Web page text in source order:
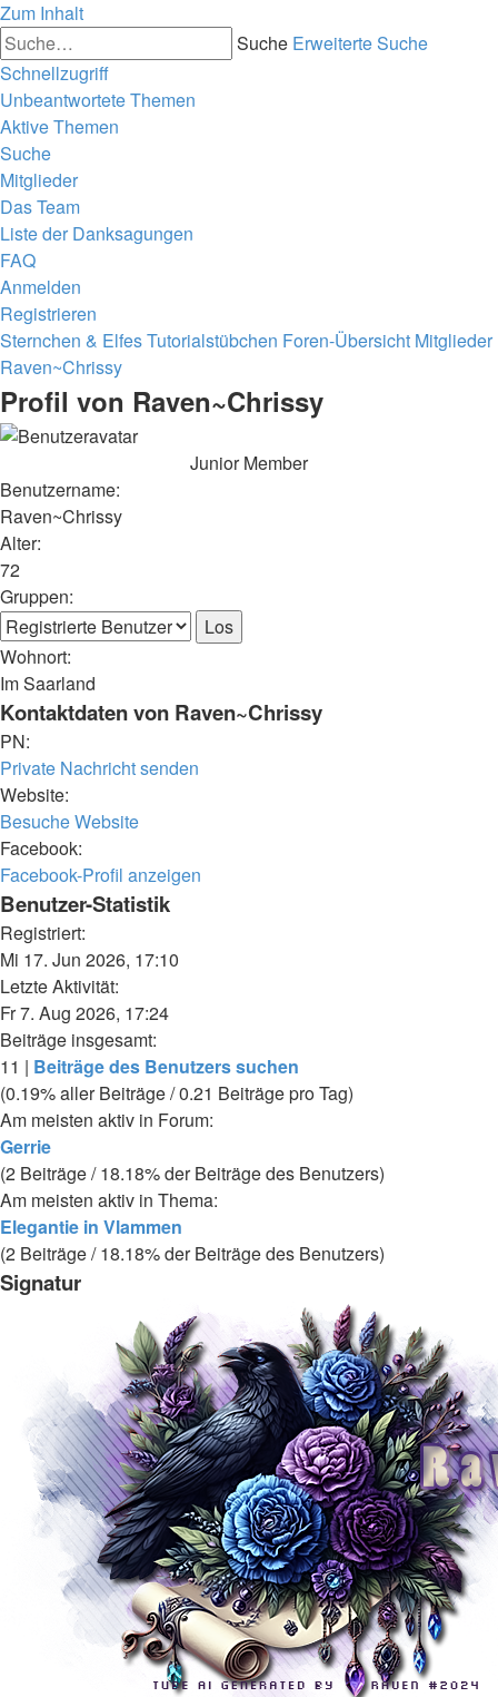
Zum Inhalt
Suche Erweiterte Suche
Schnellzugriff
Unbeantwortete Themen
Aktive Themen
Suche
Mitglieder
Das Team
Liste der Danksagungen
FAQ
Anmelden
Registrieren
Sternchen & Elfes Tutorialstübchen Foren-Übersicht Mitglieder
Raven~Chrissy
Profil von Raven~Chrissy
Junior Member
Benutzername:
Raven~Chrissy
Alter:
72
Gruppen:
Wohnort:
Im Saarland
Kontaktdaten von Raven~Chrissy
PN:
Private Nachricht senden
Website:
Besuche Website
Facebook:
Facebook-Profil anzeigen
Benutzer-Statistik
Registriert:
Mi 17. Jun 2026, 17:10
Letzte Aktivität:
Fr 7. Aug 2026, 17:24
Beiträge insgesamt:
11 | Beiträge des Benutzers suchen
(0.19% aller Beiträge / 0.21 Beiträge pro Tag)
Am meisten aktiv in Forum:
Gerrie
(2 Beiträge / 18.18% der Beiträge des Benutzers)
Am meisten aktiv in Thema:
Elegantie in Vlammen
(2 Beiträge / 18.18% der Beiträge des Benutzers)
Signatur